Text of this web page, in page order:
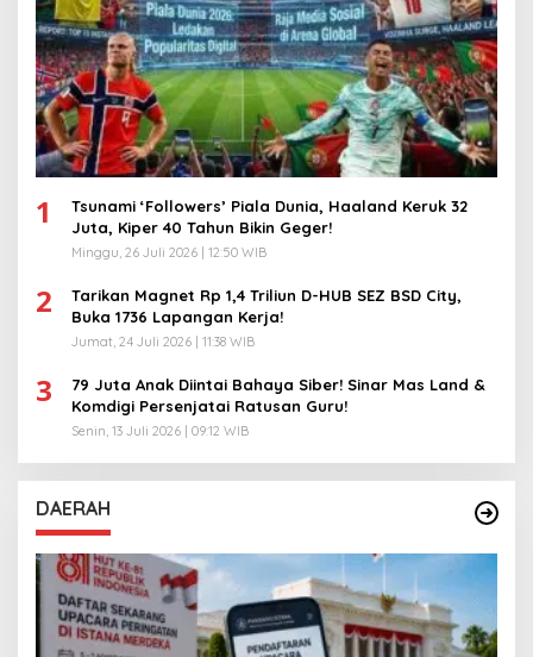
1
Tsunami ‘Followers’ Piala Dunia, Haaland Keruk 32
Juta, Kiper 40 Tahun Bikin Geger!
Minggu, 26 Juli 2026 | 12:50 WIB
2
Tarikan Magnet Rp 1,4 Triliun D-HUB SEZ BSD City,
Buka 1736 Lapangan Kerja!
Jumat, 24 Juli 2026 | 11:38 WIB
3
79 Juta Anak Diintai Bahaya Siber! Sinar Mas Land &
Komdigi Persenjatai Ratusan Guru!
Senin, 13 Juli 2026 | 09:12 WIB
DAERAH